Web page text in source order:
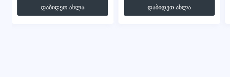
დაბიდეთ ახლა
დაბიდეთ ახლა